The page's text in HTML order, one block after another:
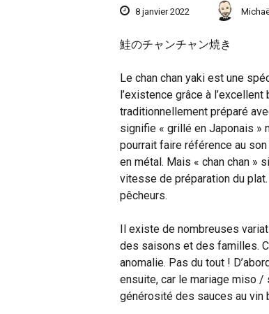
8 janvier 2022
鮭のチャンチャン焼き
Le chan chan yaki est une
l’existence grâce à
traditionnellement préparé
signifie « grillé en Japonais »
pourrait faire référence au
en métal. Mais « chan chan »
vitesse de préparation du
pêcheurs.
Il existe de nombreuses
des saisons et des familles.
anomalie. Pas du tout !
ensuite, car le mariage miso /
générosité des sauces au vin